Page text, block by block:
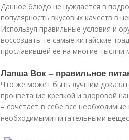
Данное блюдо не нуждается в
популярность вкусовых качеств в
Используя правильные условия и
воссоздать те самые китайские
прославившей ее на многие тысячи
Лапша Вок – правильное
Что же может быть лучшим
процветание крепкой и здоровой
– сочетает в себе все
необходимыми питательными